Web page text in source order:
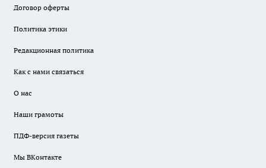
Договор оферты
Политика этики
Редакционная политика
Как с нами связаться
О нас
Наши грамоты
ПДФ-версия газеты
Мы ВКонтакте